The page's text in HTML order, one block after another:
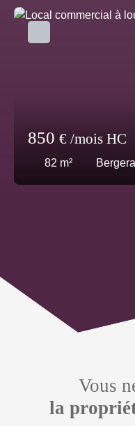
850 € /mois HC
82 m²
Vous
la